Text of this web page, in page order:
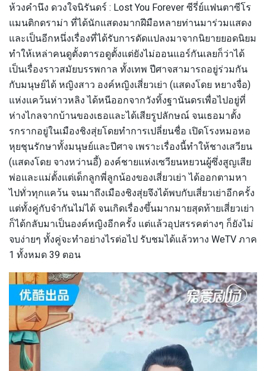
ห้วงคำนึง ดวงใจนิรันดร์ : Lost You Forever ซีรี่ย์แฟนตาซีโร
แมนติกดราม่า ที่ได้นักแสดงมากฝีมือหลายท่านมาร่วมแสดง
และเป็นอีกหนึ่งเรื่องที่ได้รับการดัดแปลงมาจากนิยายยอดนิยม
ทำให้เหล่าคนดูตั้งตารอดูตั้งแต่ยังไม่ออนแอร์กันเลยก็ว่าได้
เป็นเรื่องราวสมัยบรรพกาล ทั้งเทพ ปีศาจสามารถอยู่ร่วมกัน
กับมนุษย์ได้ หญิงสาว องค์หญิงเสี่ยวเย่า (แสดงโดย หยางจื่อ)
แห่งแคว้นห่าวหลิง ได้หนีออกจากวังทิ้งฐานันดรเพื่อไปอยู่ที่
ห่างไกลจากบ้านของเธอและได้เสียรูปลักษณ์ จนเธอมาตั้ง
รกรากอยู่ในเมืองชิงสุ่ยโดยทำการเปลี่ยนชื่อ เปิดโรงหมอหอ
หุยชุนรักษาทั้งมนุษย์และปีศาจ เพราะเรื่องนี้ทำให้ชางเสวียน
(แสดงโดย จางหว่านอี้) องค์ชายแห่งเซวียนหยวนผู้ซึ่งสูญเสีย
พ่อและแม่ตั้งแต่เด็กลูกพี่ลูกน้องของเสี่ยวเย่า ได้ออกตามหา
ไปทั่วทุกแคว้น จนมาถึงเมืองชิงสุ่ยจึงได้พบกับเสี่ยวเย่าอีกครั้ง
แต่ทั้งคู่กับจำกันไม่ได้ จนเกิดเรื่องขึ้นมากมายสุดท้ายเสี่ยวเย่า
ก็ได้กลับมาเป็นองค์หญิงอีกครั้ง แต่แล้วอุปสรรคต่างๆ ก็ยังไม่
จบง่ายๆ ทั้งคู่จะทำอย่างไรต่อไป รับชมได้แล้วทาง WeTV ภาค
1 ทั้งหมด 39 ตอน